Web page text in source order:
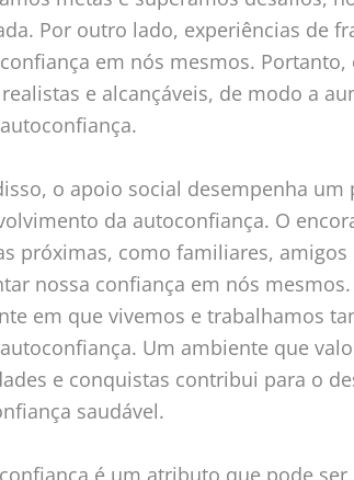
Por outro lado, experiências de
em nós mesmos.
e alcançáveis, de modo a
o apoio social desempenha um
da autoconfiança. O
próximas, como familiares,
nossa confiança em nós
em que vivemos e trabalhamos
Um ambiente que
e conquistas contribui para o
saudável.
é um atributo que pode